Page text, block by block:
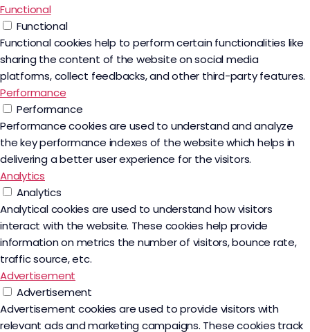
Functional
Functional
Functional cookies help to perform certain functionalities like
sharing the content of the website on social media
platforms, collect feedbacks, and other third-party features.
Performance
Performance
Performance cookies are used to understand and analyze
the key performance indexes of the website which helps in
delivering a better user experience for the visitors.
Analytics
Analytics
Analytical cookies are used to understand how visitors
interact with the website. These cookies help provide
information on metrics the number of visitors, bounce rate,
traffic source, etc.
Advertisement
Advertisement
Advertisement cookies are used to provide visitors with
relevant ads and marketing campaigns. These cookies track